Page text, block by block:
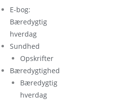
E-bog:
Bæredygtig
hverdag
Sundhed
Opskrifter
Bæredygtighed
Bæredygtig
hverdag